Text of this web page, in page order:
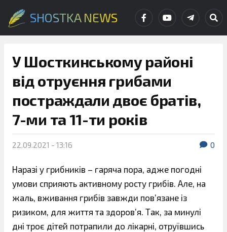
SHOSTKA NEWS
У Шосткинському районі
від отруєння грибами
постраждали двоє братів,
7-ми та 11-ти років
22.09.2021 - 13:16 0
Наразі у грибників – гаряча пора, адже погодні
умови сприяють активному росту грибів. Але, на
жаль, вживання грибів завжди пов’язане із
ризиком, для життя та здоров’я. Так, за минулі
дні троє дітей потрапили до лікарні, отруївшись